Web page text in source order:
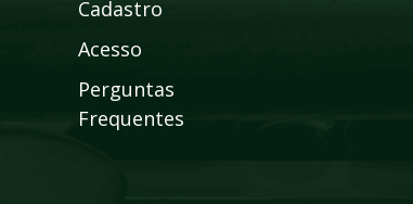
Cadastro
Acesso
Perguntas
Frequentes